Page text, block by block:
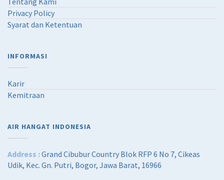
Privacy Policy
Syarat dan Ketentuan
INFORMASI
Karir
Kemitraan
AIR HANGAT INDONESIA
Address :Grand Cibubur Country Blok RFP 6 No 7, Cikeas
Udik, Kec. Gn. Putri, Bogor, Jawa Barat, 16966